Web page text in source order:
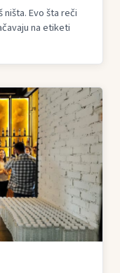
ništa. Evo šta reči
na etiketi